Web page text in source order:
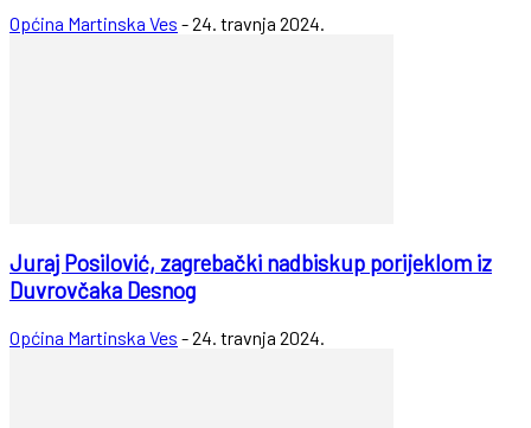
Općina Martinska Ves -24. travnja 2024.
Juraj Posilović, zagrebački nadbiskup porijeklom iz
Duvrovčaka Desnog
Općina Martinska Ves -24. travnja 2024.